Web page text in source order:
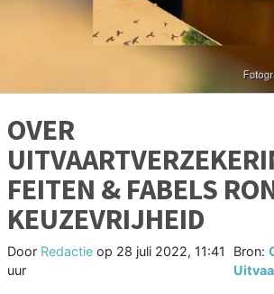
OVER
FEITEN & FABELS
KEUZEVRIJHEID
Door Redactie op 28 juli 2022, 11:41
uur
Bron: